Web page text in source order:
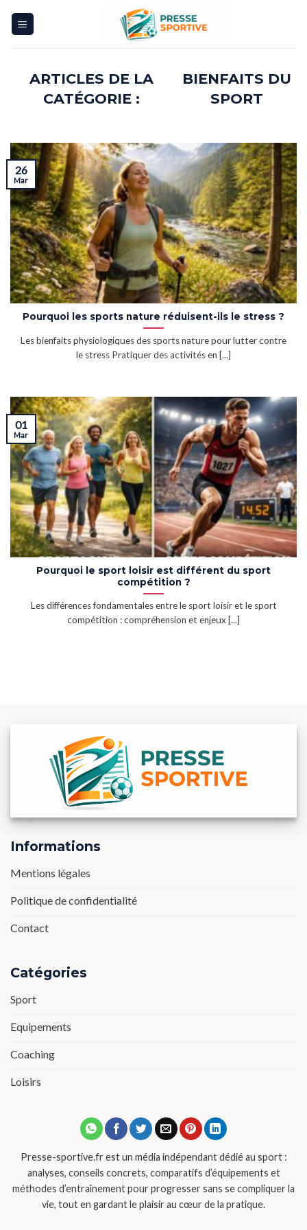
BIENFAITS DU
SPORT
Pourquoi les sports nature réduisent-ils le stress ?
Les bienfaits physiologiques des sports nature pour lutter contre
le stress Pratiquer des activités en [...]
26
Mar
Pourquoi le sport loisir est différent du sport
compétition ?
Les différences fondamentales entre le sport loisir et le sport
compétition : compréhension et enjeux [...]
01
Mar
Informations
Mentions légales
Politique de confidentialité
Contact
Catégories
Sport
Equipements
Coaching
Loisirs
Presse-sportive.fr est un média indépendant dédié au sport :
analyses, conseils concrets, comparatifs d’équipements et
méthodes d’entraînement pour progresser sans se compliquer la
vie, tout en gardant le plaisir au cœur de la pratique.